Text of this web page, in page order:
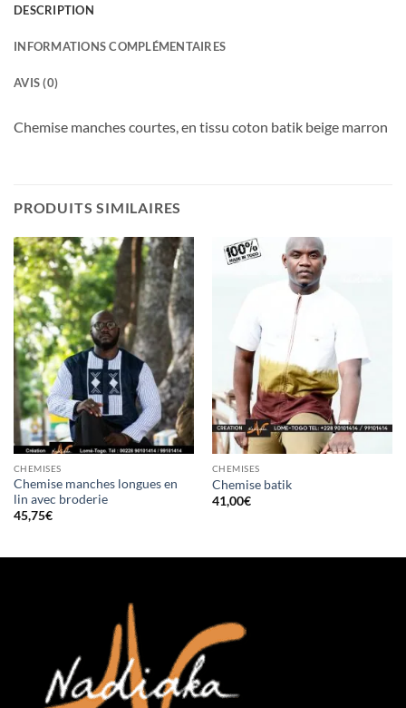
DESCRIPTION
INFORMATIONS COMPLÉMENTAIRES
AVIS (0)
Chemise manches courtes, en tissu coton batik beige marron
PRODUITS SIMILAIRES
CHEMISES
Chemise manches longues en
lin avec broderie
45,75€
CHEMISES
Chemise batik
41,00€